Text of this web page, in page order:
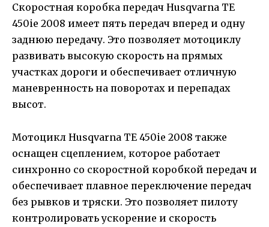
Скоростная коробка передач Husqvarna TE
450ie 2008 имеет пять передач вперед и одну
заднюю передачу. Это позволяет мотоциклу
развивать высокую скорость на прямых
участках дороги и обеспечивает отличную
маневренность на поворотах и перепадах
высот.
Мотоцикл Husqvarna TE 450ie 2008 также
оснащен сцеплением, которое работает
синхронно со скоростной коробкой передач и
обеспечивает плавное переключение передач
без рывков и тряски. Это позволяет пилоту
контролировать ускорение и скорость